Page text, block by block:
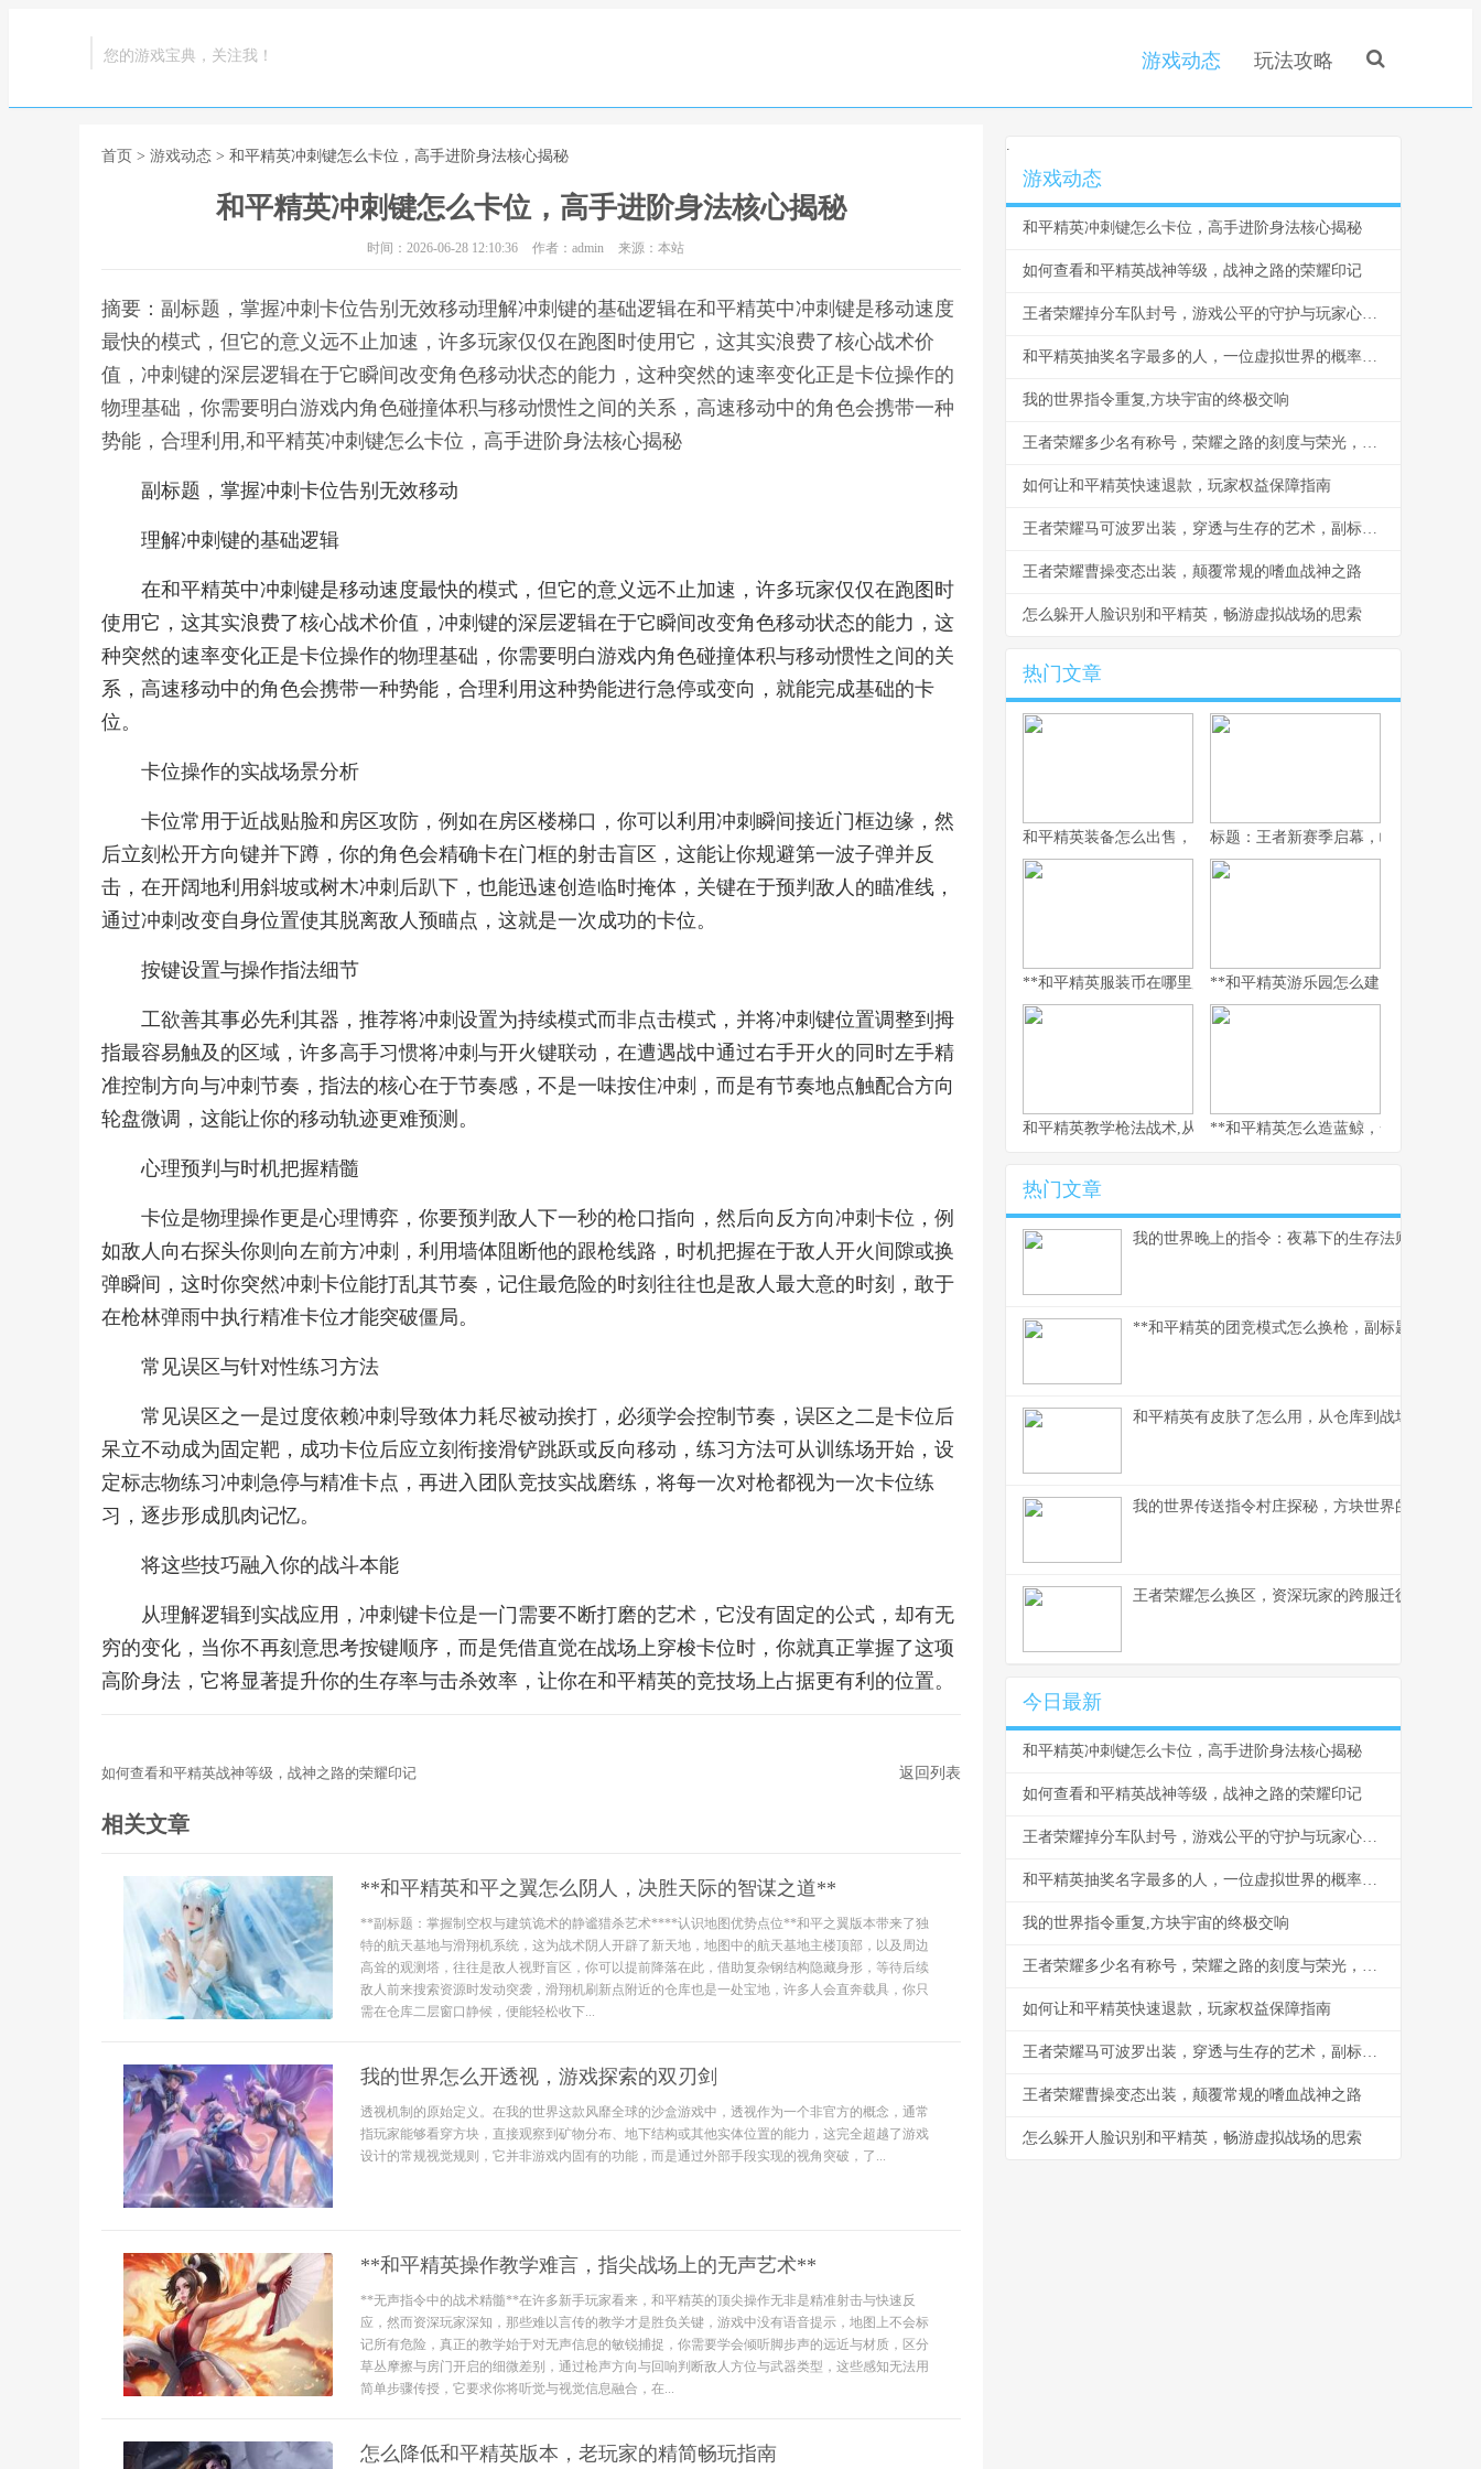
您的游戏宝典，关注我！ 游戏动态 玩法攻略
首页 > 游戏动态 > 和平精英冲刺键怎么卡位，高手进阶身法核心揭秘
和平精英冲刺键怎么卡位，高手进阶身法核心揭秘
时间：2026-06-28 12:10:36 作者：admin 来源：本站
摘要：副标题，掌握冲刺卡位告别无效移动理解冲刺键的基础逻辑在和平精英中冲刺键是移动速度
最快的模式，但它的意义远不止加速，许多玩家仅仅在跑图时使用它，这其实浪费了核心战术价
值，冲刺键的深层逻辑在于它瞬间改变角色移动状态的能力，这种突然的速率变化正是卡位操作的
物理基础，你需要明白游戏内角色碰撞体积与移动惯性之间的关系，高速移动中的角色会携带一种
势能，合理利用,和平精英冲刺键怎么卡位，高手进阶身法核心揭秘
副标题，掌握冲刺卡位告别无效移动
理解冲刺键的基础逻辑
在和平精英中冲刺键是移动速度最快的模式，但它的意义远不止加速，许多玩家仅仅在跑图时
使用它，这其实浪费了核心战术价值，冲刺键的深层逻辑在于它瞬间改变角色移动状态的能力，这
种突然的速率变化正是卡位操作的物理基础，你需要明白游戏内角色碰撞体积与移动惯性之间的关
系，高速移动中的角色会携带一种势能，合理利用这种势能进行急停或变向，就能完成基础的卡
位。
卡位操作的实战场景分析
卡位常用于近战贴脸和房区攻防，例如在房区楼梯口，你可以利用冲刺瞬间接近门框边缘，然
后立刻松开方向键并下蹲，你的角色会精确卡在门框的射击盲区，这能让你规避第一波子弹并反
击，在开阔地利用斜坡或树木冲刺后趴下，也能迅速创造临时掩体，关键在于预判敌人的瞄准线，
通过冲刺改变自身位置使其脱离敌人预瞄点，这就是一次成功的卡位。
按键设置与操作指法细节
工欲善其事必先利其器，推荐将冲刺设置为持续模式而非点击模式，并将冲刺键位置调整到拇
指最容易触及的区域，许多高手习惯将冲刺与开火键联动，在遭遇战中通过右手开火的同时左手精
准控制方向与冲刺节奏，指法的核心在于节奏感，不是一味按住冲刺，而是有节奏地点触配合方向
轮盘微调，这能让你的移动轨迹更难预测。
心理预判与时机把握精髓
卡位是物理操作更是心理博弈，你要预判敌人下一秒的枪口指向，然后向反方向冲刺卡位，例
如敌人向右探头你则向左前方冲刺，利用墙体阻断他的跟枪线路，时机把握在于敌人开火间隙或换
弹瞬间，这时你突然冲刺卡位能打乱其节奏，记住最危险的时刻往往也是敌人最大意的时刻，敢于
在枪林弹雨中执行精准卡位才能突破僵局。
常见误区与针对性练习方法
常见误区之一是过度依赖冲刺导致体力耗尽被动挨打，必须学会控制节奏，误区之二是卡位后
呆立不动成为固定靶，成功卡位后应立刻衔接滑铲跳跃或反向移动，练习方法可从训练场开始，设
定标志物练习冲刺急停与精准卡点，再进入团队竞技实战磨练，将每一次对枪都视为一次卡位练
习，逐步形成肌肉记忆。
将这些技巧融入你的战斗本能
从理解逻辑到实战应用，冲刺键卡位是一门需要不断打磨的艺术，它没有固定的公式，却有无
穷的变化，当你不再刻意思考按键顺序，而是凭借直觉在战场上穿梭卡位时，你就真正掌握了这项
高阶身法，它将显著提升你的生存率与击杀效率，让你在和平精英的竞技场上占据更有利的位置。
如何查看和平精英战神等级，战神之路的荣耀印记 返回列表
相关文章
**和平精英和平之翼怎么阴人，决胜天际的智谋之道**
**副标题：掌握制空权与建筑诡术的静谧猎杀艺术****认识地图优势点位**和平之翼版本带来了独
特的航天基地与滑翔机系统，这为战术阴人开辟了新天地，地图中的航天基地主楼顶部，以及周边
高耸的观测塔，往往是敌人视野盲区，你可以提前降落在此，借助复杂钢结构隐藏身形，等待后续
敌人前来搜索资源时发动突袭，滑翔机刷新点附近的仓库也是一处宝地，许多人会直奔载具，你只
需在仓库二层窗口静候，便能轻松收下...
我的世界怎么开透视，游戏探索的双刃剑
透视机制的原始定义。在我的世界这款风靡全球的沙盒游戏中，透视作为一个非官方的概念，通常
指玩家能够看穿方块，直接观察到矿物分布、地下结构或其他实体位置的能力，这完全超越了游戏
设计的常规视觉规则，它并非游戏内固有的功能，而是通过外部手段实现的视角突破，了...
**和平精英操作教学难言，指尖战场上的无声艺术**
**无声指令中的战术精髓**在许多新手玩家看来，和平精英的顶尖操作无非是精准射击与快速反
应，然而资深玩家深知，那些难以言传的教学才是胜负关键，游戏中没有语音提示，地图上不会标
记所有危险，真正的教学始于对无声信息的敏锐捕捉，你需要学会倾听脚步声的远近与材质，区分
草丛摩擦与房门开启的细微差别，通过枪声方向与回响判断敌人方位与武器类型，这些感知无法用
简单步骤传授，它要求你将听觉与视觉信息融合，在...
怎么降低和平精英版本，老玩家的精简畅玩指南
.
游戏动态
和平精英冲刺键怎么卡位，高手进阶身法核心揭秘
如何查看和平精英战神等级，战神之路的荣耀印记
王者荣耀掉分车队封号，游戏公平的守护与玩家心态的博弈，副标题，一场关于规则与欲望的虚拟战争
和平精英抽奖名字最多的人，一位虚拟世界的概率征服者
我的世界指令重复,方块宇宙的终极交响
王者荣耀多少名有称号，荣耀之路的刻度与荣光，副标题，探寻段位称号背后的竞技意义
如何让和平精英快速退款，玩家权益保障指南
王者荣耀马可波罗出装，穿透与生存的艺术，副标题，末世苍穹下的游骑兵
王者荣耀曹操变态出装，颠覆常规的嗜血战神之路
怎么躲开人脸识别和平精英，畅游虚拟战场的思索
热门文章
和平精英装备怎么出售，资深玩家的交易谋略副标题，虚拟战场的
标题：王者新赛季启幕，峡谷变革与玩
**和平精英服装币在哪里用，老兵的时尚购物指南，副标题，揭秘
**和平精英游乐园怎么建：从虚拟战场
和平精英教学枪法战术,从新手到战神的心路历程
**和平精英怎么造蓝鲸，一场虚拟海洋
热门文章
我的世界晚上的指令：夜幕下的生存法则
**和平精英的团竞模式怎么换枪，副标题为短兵相
和平精英有皮肤了怎么用，从仓库到战场的战术美
我的世界传送指令村庄探秘，方块世界的瞬间移
王者荣耀怎么换区，资深玩家的跨服迁徙指南，副
今日最新
和平精英冲刺键怎么卡位，高手进阶身法核心揭秘
如何查看和平精英战神等级，战神之路的荣耀印记
王者荣耀掉分车队封号，游戏公平的守护与玩家心态的博弈，副标题，一场关于规则与欲望的虚拟战争
和平精英抽奖名字最多的人，一位虚拟世界的概率征服者
我的世界指令重复,方块宇宙的终极交响
王者荣耀多少名有称号，荣耀之路的刻度与荣光，副标题，探寻段位称号背后的竞技意义
如何让和平精英快速退款，玩家权益保障指南
王者荣耀马可波罗出装，穿透与生存的艺术，副标题，末世苍穹下的游骑兵
王者荣耀曹操变态出装，颠覆常规的嗜血战神之路
怎么躲开人脸识别和平精英，畅游虚拟战场的思索